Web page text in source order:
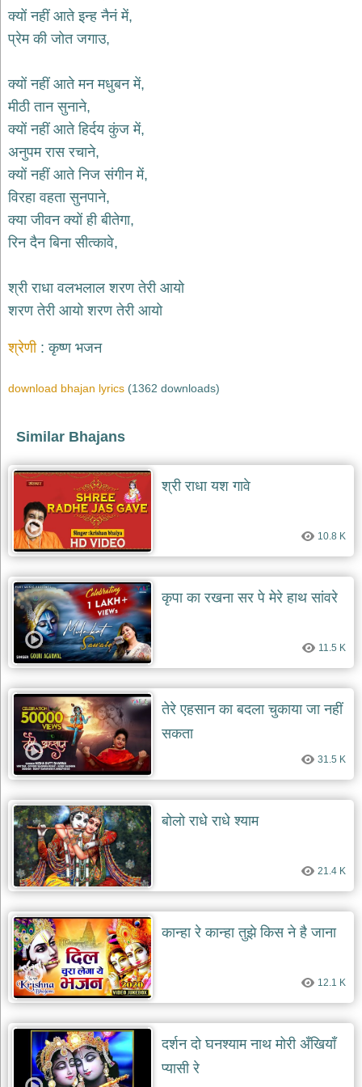
भजन
गणेश
भजन
ganesh
bhajans
राम
भजन
raam
गुरुदेव
bhajans
विविध
miscellaneous
bhajans
भजन
बालक
नाथ
भजन
baba
balak
nath
bhajans
देश
भक्ति
भजन
patriotic
bhajans
खाटू
भजन
khatu
shaym
bhajans
रानी
सती
भजन
rani
sati
dadi
bhajans
बावा
लाल
दयाल
भजन
bawa
lal
dayal
bhajans
शनि
देव
भजन
shani
dev
bhajans
क्यों नहीं आते इन्ह नैनं में,
प्रेम की जोत जगाउ,
क्यों नहीं आते मन मधुबन में,
मीठी तान सुनाने,
क्यों नहीं आते हिर्दय कुंज में,
अनुपम रास रचाने,
क्यों नहीं आते निज संगीन में,
विरहा वहता सुनपाने,
क्या जीवन क्यों ही बीतेगा,
रिन दैन बिना सीत्कावे,
श्री राधा वलभलाल शरण तेरी आयो
शरण तेरी आयो शरण तेरी आयो
श्रेणी कृष्ण भजन
download bhajan lyrics (1362 downloads)
Similar Bhajans
श्री राधा यश गावे
10.8 K
कृपा का रखना सर पे मेरे हाथ सांवरे
11.5 K
तेरे एहसान का बदला चुकाया जा नहीं
सकता
31.5 K
बोलो राधे राधे श्याम
21.4 K
कान्हा रे कान्हा तुझे किस ने है जाना
12.1 K
दर्शन दो घनश्याम नाथ मोरी अँखियाँ
प्यासी रे